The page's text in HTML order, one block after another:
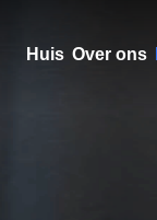
Huis Over ons